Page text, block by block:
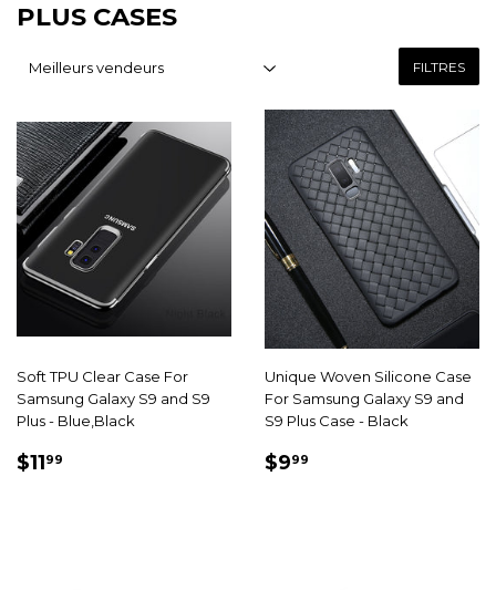
PLUS CASES
FILTRES
Soft TPU Clear Case For
Samsung Galaxy S9 and S9
Plus - Blue,Black
PRIX
$1199
Unique Woven Silicone Case
For Samsung Galaxy S9 and
S9 Plus Case - Black
PRIX
$999